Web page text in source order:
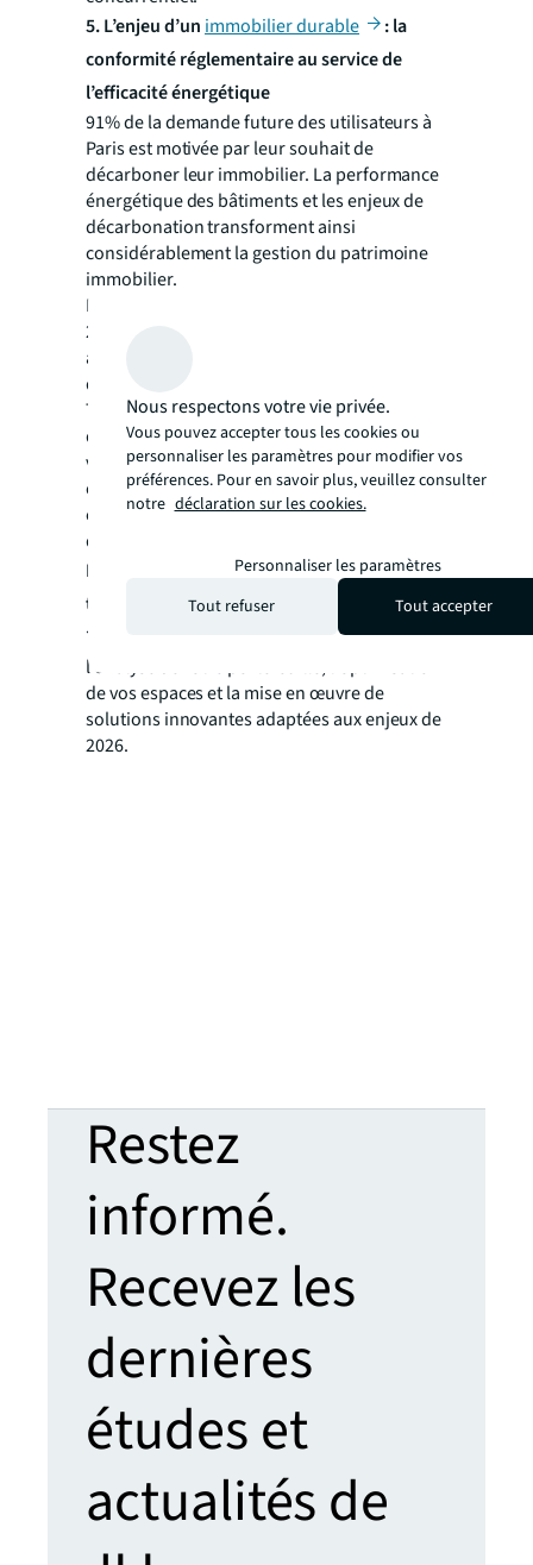
5. L’enjeu d’un immobilier durable
: la
conformité réglementaire au service de
l’efficacité énergétique
91% de la demande future des utilisateurs à
Paris est motivée par leur souhait de
décarboner leur immobilier. La performance
énergétique des bâtiments et les enjeux de
décarbonation transforment ainsi
considérablement la gestion du patrimoine
immobilier.
Les tendances de l'immobilier commercial en
2026 exigent des directions immobilières une
approche stratégique intégrant flexibilité,
durabilité et innovation technologique.
Téléchargez notre étude complète pour
découvrir les actions clés à engager pour
votre immobilier en 2026 et découvrir les
exemples d’entreprises qui ont déjà engagé
cette dynamique pour en faire un levier
d’inspiration pour votre organisation.
Besoin d'accompagnement pour
transformer votre stratégie immobilière
?
Les experts JLL vous accompagnent dans
l'analyse de votre portefeuille, l'optimisation
de vos espaces et la mise en œuvre de
solutions innovantes adaptées aux enjeux de
2026.
Restez
informé.
Recevez les
dernières
études et
actualités de
Nous respectons votre vie privée.
Vous pouvez accepter tous les cookies ou
personnaliser les paramètres pour modifier vos
préférences. Pour en savoir plus, veuillez consulter
notre déclaration sur les cookies.
Personnaliser les paramètres
Tout refuser
Tout accepter